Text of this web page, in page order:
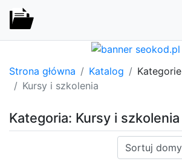
Strona główna Katalog Kategorie
Kursy i szkolenia
Kategoria: Kursy i szkolenia
Sortuj: